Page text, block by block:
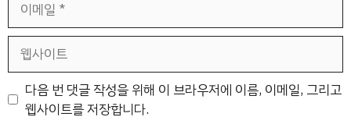
일
트
다음 번 댓글 작성을 위해 이 브라우저에 이름, 이메일, 그리고
웹사이트를 저장합니다.